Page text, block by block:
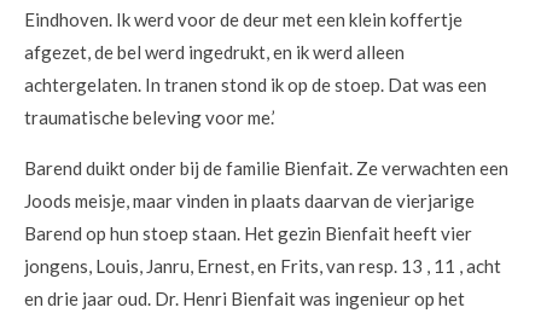
Eindhoven. Ik werd voor de deur met een klein koffertje
afgezet, de bel werd ingedrukt, en ik werd alleen
achtergelaten. In tranen stond ik op de stoep. Dat was een
traumatische beleving voor me.’
Barend duikt onder bij de familie Bienfait. Ze verwachten een
Joods meisje, maar vinden in plaats daarvan de vierjarige
Barend op hun stoep staan. Het gezin Bienfait heeft vier
jongens, Louis, Janru, Ernest, en Frits, van resp. 13 , 11 , acht
en drie jaar oud. Dr. Henri Bienfait was ingenieur op het